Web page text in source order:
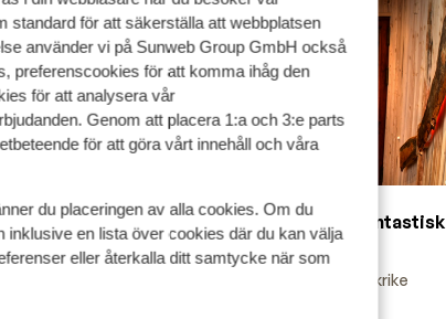
standard för att säkerställa att webbplatsen
använder vi på Sunweb Group GmbH också
preferenscookies för att komma ihåg den
för att analysera vår
Genom att placera 1:a och 3:e parts
för att göra vårt innehåll och våra
du placeringen av alla cookies. Om du
en lista över cookies där du kan välja
eller återkalla ditt samtycke när som
Fantastisk
Hotel Serre Palas
Frankrike